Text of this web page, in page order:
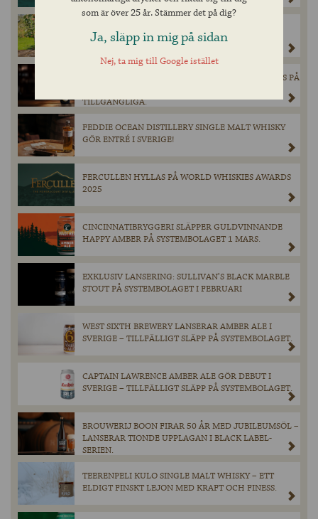
TILLFÄLLIGT BESÖK PÅ BURK I SYSTEMBOLAGETS
EXKLUSIV ÖL FRÅN SCHNEIDER WEISSE LANSERAS PÅ
TILLGÄNGLIGA.
FEDDIE OCEAN DISTILLERY SINGLE MALT WHISKY
GÖR ENTRÉ I SVERIGE!
FERCULLEN HYLLAS PÅ WORLD WHISKIES AWARDS
2025
CINCINNATIBRYGGERI SLÄPPER GULDVINNANDE
HAPPY AMBER PÅ SYSTEMBOLAGET 1 MARS.
EXKLUSIV LANSERING: SULLIVAN’S BLACK MARBLE
STOUT PÅ SYSTEMBOLAGET I FEBRUARI
WEST SIXTH BREWERY LANSERAR AMBER ALE I
SVERIGE – TILLFÄLLIGT SLÄPP PÅ SYSTEMBOLAGET.
CAPTAIN LAWRENCE AMBER ALE GÖR DEBUT I
SVERIGE – TILLFÄLLIGT SLÄPP PÅ SYSTEMBOLAGET.
BROUWERIJ BOON FIRAR 50 ÅR MED JUBILEUMSÖL –
LANSERAR TIONDE UPPLAGAN I BLACK LABEL-
SERIEN.
TEERENPELI KULO SINGLE MALT WHISKY – ETT
ELDIGT FINSKT LEJON MED KRAFT OCH FINESS.
som är över 25 år. Stämmer det på dig?
Ja, släpp in mig på sidan
Nej, ta mig till Google istället